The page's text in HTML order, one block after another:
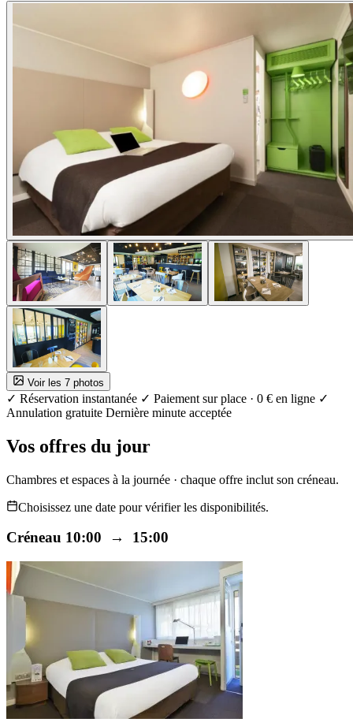
Voir les 7 photos
✓ Réservation instantanée ✓ Paiement sur place · 0 € en ligne ✓
Annulation gratuite Dernière minute acceptée
Vos offres du jour
Chambres et espaces à la journée · chaque offre inclut son créneau.
Choisissez une date pour vérifier les disponibilités.
Créneau 10:00 → 15:00